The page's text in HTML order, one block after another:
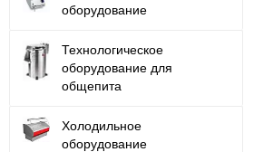
оборудование
Технологическое
оборудование для
общепита
Холодильное
оборудование